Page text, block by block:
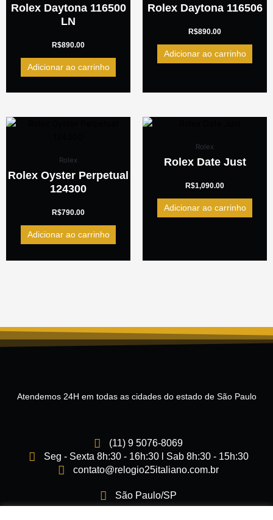
Rolex Daytona 116500
LN
R$890.00
Adicionar ao carrinho
Rolex Daytona 116506
R$890.00
Adicionar ao carrinho
Rolex
Rolex Oyster Perpetual
124300
R$790.00
Adicionar ao carrinho
Rolex
Rolex Date Just
R$1,090.00
Adicionar ao carrinho
Atendemos 24H em todas as cidades do estado de São Paulo
(11) 9 5076-8069
Seg - Sexta 8h:30 - 16h:30 l Sab 8h:30 - 15h:30
contato@relogio25italiano.com.br
São Paulo/SP